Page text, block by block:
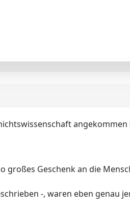
großes Geschenk an die
-, waren eben genau